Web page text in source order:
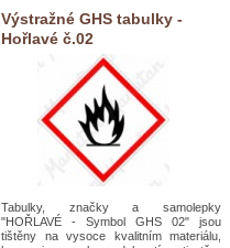
Výstražné GHS tabulky -
Hořlavé č.02
Tabulky, značky a samolepky
"HOŘLAVÉ - Symbol GHS 02" jsou
tištěny na vysoce kvalitním materiálu,